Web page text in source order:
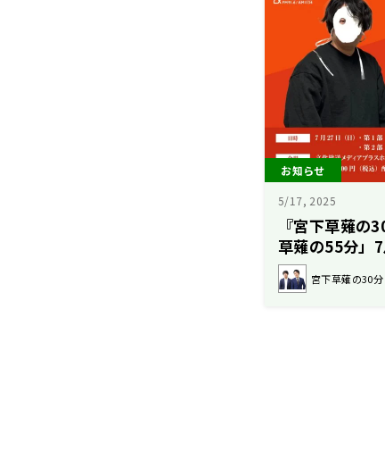
お知らせ
5/17, 2025
『宮下草薙の
草薙の55分」
ゲストにヤー
宮下草薙の30分